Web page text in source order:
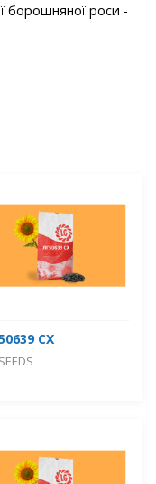
борошняної роси -
СХ